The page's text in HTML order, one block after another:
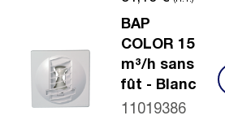
BAP
COLOR 15
m³/h sans
fût - Blanc
11019386